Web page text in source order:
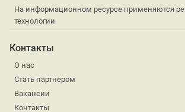
На информационном ресурсе применяются
технологии
Контакты
О нас
Стать партнером
Вакансии
Контакты